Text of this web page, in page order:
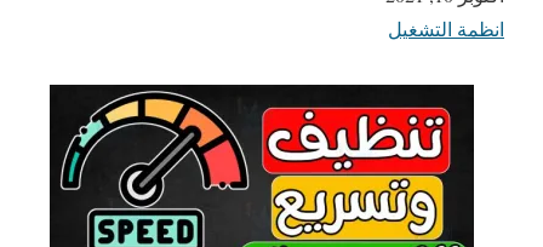
في ما يتعلق بما يأتي
انظمة التشغيل